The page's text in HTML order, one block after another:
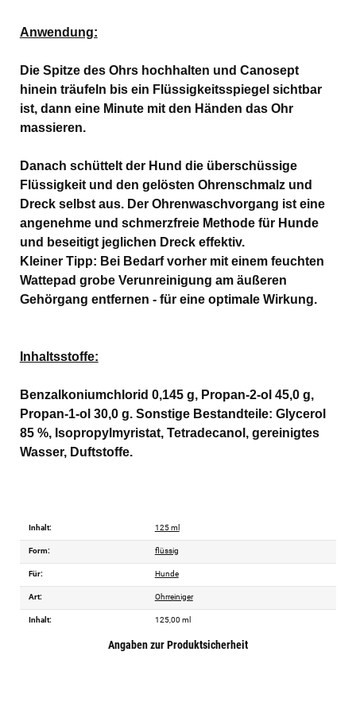
Anwendung:
Die Spitze des Ohrs hochhalten und Canosept
hinein träufeln bis ein Flüssigkeitsspiegel sichtbar
ist, dann eine Minute mit den Händen das Ohr
massieren.
Danach schüttelt der Hund die überschüssige
Flüssigkeit und den gelösten Ohrenschmalz und
Dreck selbst aus. Der Ohrenwaschvorgang ist eine
angenehme und schmerzfreie Methode für Hunde
und beseitigt jeglichen Dreck effektiv.
Kleiner Tipp: Bei Bedarf vorher mit einem feuchten
Wattepad grobe Verunreinigung am äußeren
Gehörgang entfernen - für eine optimale Wirkung.
Inhaltsstoffe:
Benzalkoniumchlorid 0,145 g, Propan-2-ol 45,0 g,
Propan-1-ol 30,0 g. Sonstige Bestandteile: Glycerol
85 %, Isopropylmyristat, Tetradecanol, gereinigtes
Wasser, Duftstoffe.
Inhalt: 125 ml
Form: flüssig
Für: Hunde
Art: Ohrreiniger
Inhalt: 125,00 ml
Angaben zur Produktsicherheit